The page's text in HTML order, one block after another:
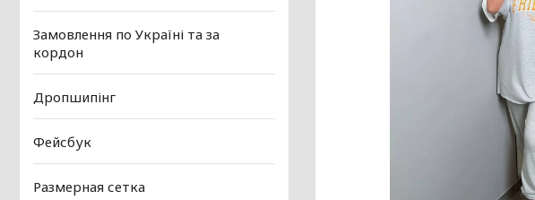
Замовлення по Україні та за
кордон
Дропшипінг
Фейсбук
Размерная сетка